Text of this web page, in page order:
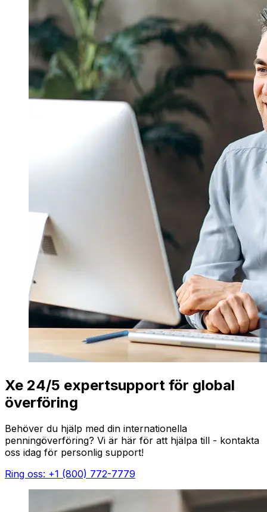
Xe 24/5 expertsupport för global
överföring
Behöver du hjälp med din internationella
penningöverföring? Vi är här för att hjälpa till - kontakta
oss idag för personlig support!
Ring oss: +1 (800) 772-7779